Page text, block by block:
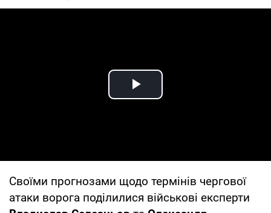
Play Video
Своїми прогнозами щодо термінів чергової
атаки ворога поділилися військові експерти